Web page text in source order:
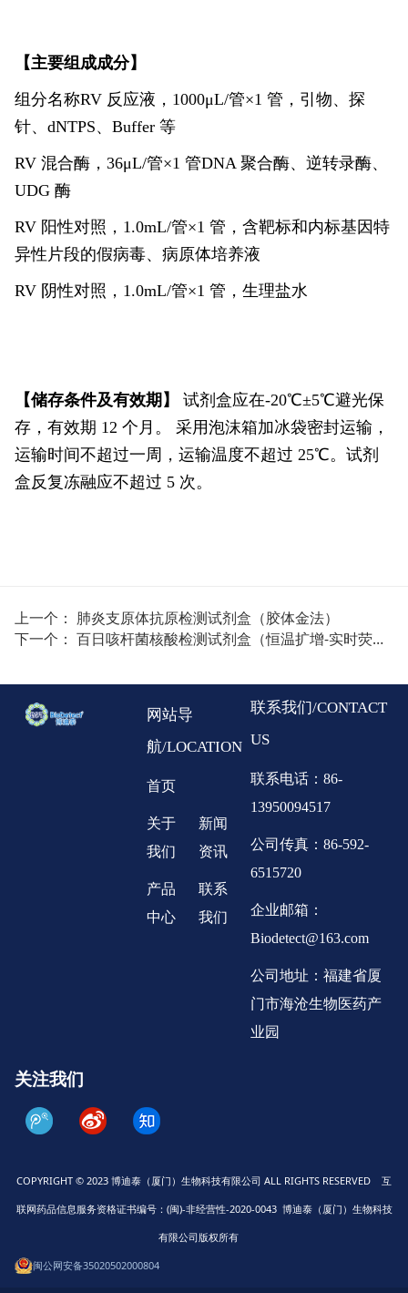
【主要组成成分】
组分名称RV 反应液，1000μL/管×1 管，引物、探
针、dNTPS、Buffer 等
RV 混合酶，36μL/管×1 管DNA 聚合酶、逆转录酶、
UDG 酶
RV 阳性对照，1.0mL/管×1 管，含靶标和内标基因特
异性片段的假病毒、病原体培养液
RV 阴性对照，1.0mL/管×1 管，生理盐水
【储存条件及有效期】 试剂盒应在-20℃±5℃避光保
存，有效期 12 个月。 采用泡沫箱加冰袋密封运输，
运输时间不超过一周，运输温度不超过 25℃。试剂
盒反复冻融应不超过 5 次。
上一个： 肺炎支原体抗原检测试剂盒（胶体金法）
下一个： 百日咳杆菌核酸检测试剂盒（恒温扩增-实时荧光法）
网站导
航/LOCATION
首页
关于
我们
产品
中心
新闻
资讯
联系
我们
联系我们/CONTACT
US
联系电话：86-
13950094517
公司传真：86-592-
6515720
企业邮箱：
Biodetect@163.com
公司地址：福建省厦
门市海沧生物医药产
业园
关注我们
COPYRIGHT © 2023 博迪泰（厦门）生物科技有限公司 ALL RIGHTS RESERVED 互
联网药品信息服务资格证书编号：(闽)-非经营性-2020-0043 博迪泰（厦门）生物科技
有限公司版权所有
闽公网安备35020502000804